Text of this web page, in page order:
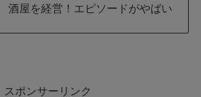
酒屋を経営！エピソードがやばい
スポンサーリンク